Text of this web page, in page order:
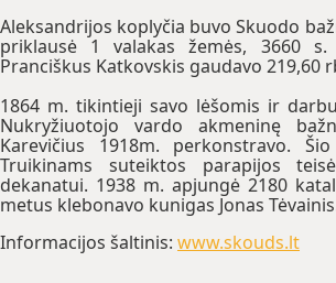
Aleksandrijos koplyčia buvo Skuodo
priklausė 1 valakas žemės, 3660
Pranciškus Katkovskis gaudavo 219,60
1864 m. tikintieji savo lėšomis ir
Nukryžiuotojo vardo akmeninę
Karevičius 1918m. perkonstravo.
Truikinams suteiktos parapijos
dekanatui. 1938 m. apjungė 2180
metus klebonavo kunigas Jonas
Informacijos šaltinis: www.skouds.lt